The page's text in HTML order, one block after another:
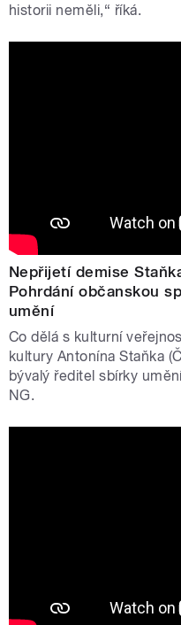
historii neměli,“ říká.
Nepřijetí demise
Pohrdání občanskou
umění
Co dělá s kulturní
kultury Antonína Staňka
bývalý ředitel sbírky
NG.